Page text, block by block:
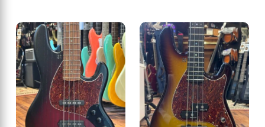
2.190€.1.859€.